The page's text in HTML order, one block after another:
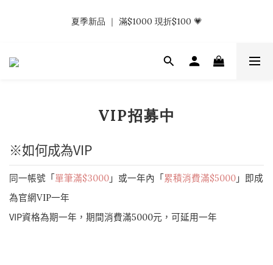
金.ᐟ.ᐟ
夏季新品 ｜ 滿$1000 現折$100 💗
𝗡𝗮𝗯_𝗚𝗶𝗿𝗹𝘀大量募集中｜於社群分享標記回傳 找小編領取購物
VIP招募中
※如何成為VIP
同一帳號「單筆滿$3000 」或一年內「累積消費滿$5000 」即成
為官網VIP一年
VIP資格為期一年，期間消費滿5000元，可延用一年